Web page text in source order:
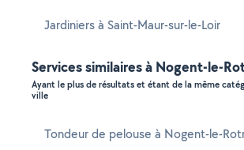
Jardiniers à Saint-Maur-sur-le-Loir
Services similaires à Nogent-le-
Ayant le plus de résultats et étant de la même
ville
Tondeur de pelouse à Nogent-le-